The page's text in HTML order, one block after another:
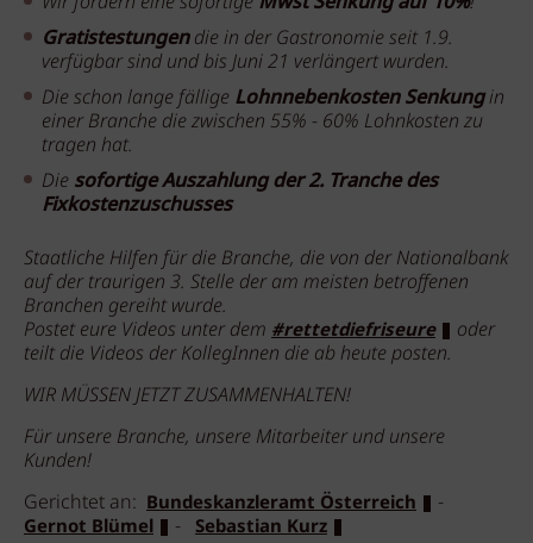
Gratistestungendie in der Gastronomie seit 1.9.
verfügbar sind und bis Juni 21 verlängert wurden.
Die schon lange fällige Lohnnebenkosten Senkungin
einer Branche die zwischen 55% - 60% Lohnkosten zu
tragen hat.
Die sofortige Auszahlung der 2. Tranche des
Fixkostenzuschusses
Staatliche Hilfen für die Branche, die von der Nationalbank
auf der traurigen 3. Stelle der am meisten betroffenen
Branchen gereiht wurde.
Postet eure Videos unter dem #rettetdiefriseure
oder
teilt die Videos der KollegInnen die ab heute posten.
WIR MÜSSEN JETZT ZUSAMMENHALTEN!
Für unsere Branche, unsere Mitarbeiter und unsere
Kunden!
Gerichtet an: Bundeskanzleramt Österreich -
Gernot Blümel - Sebastian Kurz